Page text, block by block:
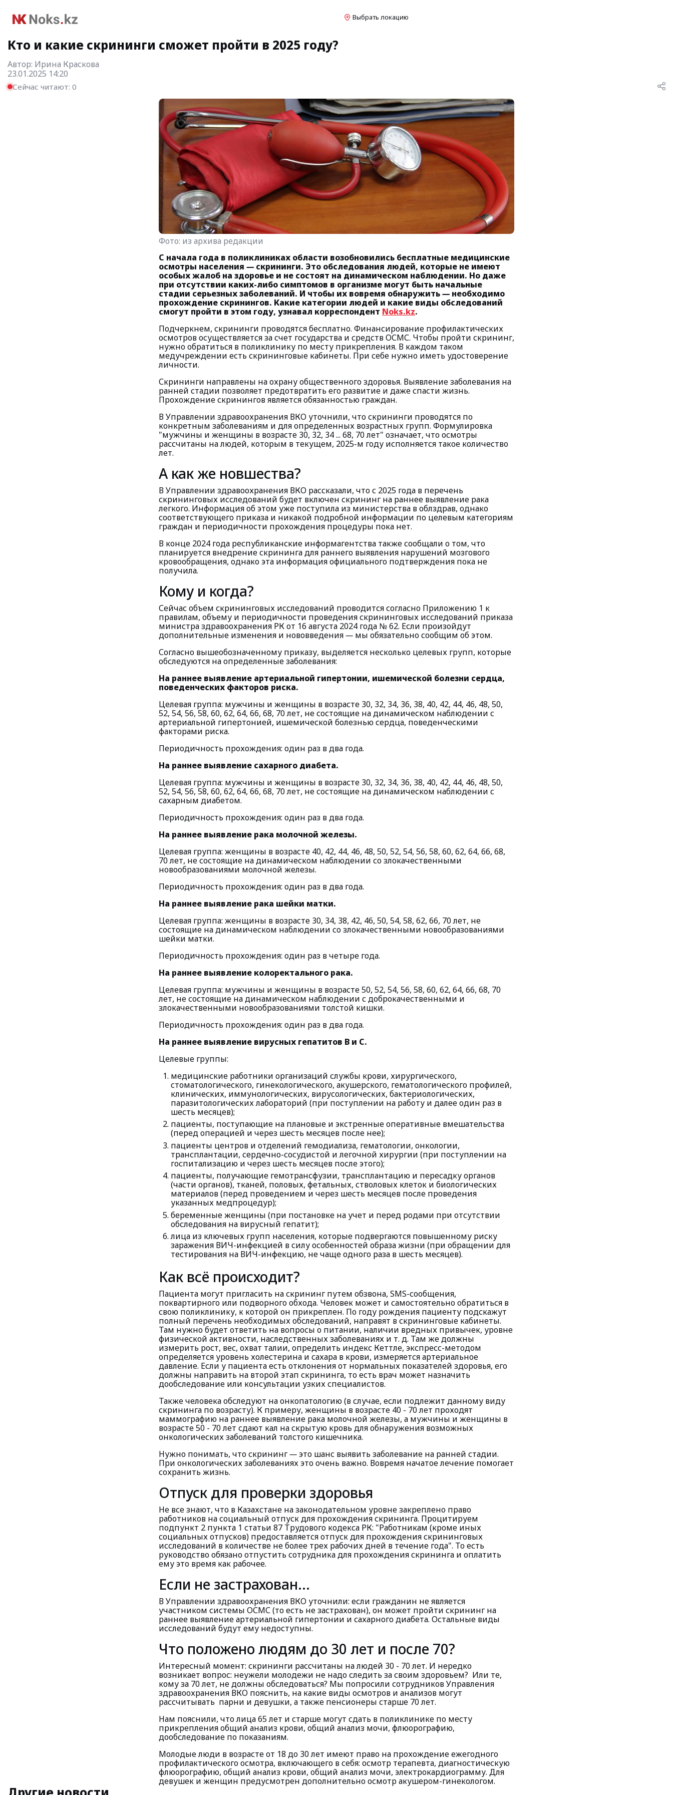
Выбрать локацию
Кто и какие скрининги сможет пройти в 2025 году?
Автор: Ирина Краскова
23.01.2025 14:20
Сейчас читают: 0
Фото: из архива редакции
С начала года в поликлиниках области возобновились бесплатные медицинские
осмот­ры населения — скрининги. Это обследования людей, которые не имеют
особых жалоб на здоровье и не состоят на динамическом наблюдении. Но даже
при отсутствии каких-либо симптомов в организме могут быть начальные
стадии серьезных заболеваний. И чтобы их вовремя обнаружить— необходимо
прохождение скринингов. Какие категории людей и какие виды обследований
смогут пройти в этом году, узнавал корреспондент Noks.kz.
Подчеркнем, скрининги проводятся бесплатно. Финансирование профилактических
осмотров осуществляется за счет государства и средств ОСМС. Чтобы пройти скрининг,
нужно обратиться в поликлинику по месту прикрепления. В каждом таком
медучреждении есть скрининговые кабинеты. При себе нужно иметь удостоверение
личности.
Скрининги направлены на охрану общественного здоровья. Выявление заболевания на
ранней стадии позволяет предотвратить его развитие и даже спасти жизнь.
Прохождение скринингов является обязанностью граждан.
В Управлении здравоохранения ВКО уточнили, что скрининги проводятся по
конкретным заболеваниям и для определенных возрастных групп. Формулировка
"мужчины и женщины в возрасте 30, 32, 34 ... 68, 70 лет" означает, что осмотры
рассчитаны на людей, которым в текущем, 2025-м году исполняется такое количество
лет.
А как же новшества?
В Управлении здравоохранения ВКО рассказали, что с 2025 года в перечень
скрининговых исследований будет включен скрининг на раннее выявление рака
легкого. Информация об этом уже поступила из министерства в облздрав, однако
соответствующего приказа и никакой подробной информации по целевым категориям
граждан и периодичности прохождения процедуры пока нет.
В конце 2024 года республиканские информ­агентства также сообщали о том, что
планируется внедрение скрининга для раннего выявления нарушений мозгового
крово­обращения, однако эта информация официального подтверждения пока не
получила.
Кому и когда?
Сейчас объем скрининговых исследований проводится согласно Приложению 1 к
правилам, объему и периодичности проведения скрининговых исследований приказа
министра здравоохранения РК от 16 августа 2024 года № 62. Если произойдут
дополнительные изменения и нововведения— мы обязательно сообщим об этом.
Согласно вышеобозначенному приказу, выделяется несколько целевых групп, которые
обследуются на определенные заболевания:
На раннее выявление артериальной гипертонии, ишемической болезни сердца,
поведенческих факторов риска.
Целевая группа: мужчины и женщины в возрасте 30, 32, 34, 36, 38, 40, 42, 44, 46, 48, 50,
52, 54, 56, 58, 60, 62, 64, 66, 68, 70 лет, не состоящие на динамическом наблюдении с
артериальной гипертонией, ишемической болезнью сердца, поведенческими
факторами риска.
Периодичность прохождения: один раз в два года.
На раннее выявление сахарного диабета.
Целевая группа: мужчины и женщины в возрасте 30, 32, 34, 36, 38, 40, 42, 44, 46, 48, 50,
52, 54, 56, 58, 60, 62, 64, 66, 68, 70 лет, не состоящие на динамическом наблюдении с
сахарным диабетом.
Периодичность прохождения: один раз в два года.
На раннее выявление рака молочной железы.
Целевая группа: женщины в возрасте 40, 42, 44, 46, 48, 50, 52, 54, 56, 58, 60, 62, 64, 66, 68,
70 лет, не состоящие на динамическом наблюдении со злокачественными
новообразованиями молочной железы.
Периодичность прохождения: один раз в два года.
На раннее выявление рака шейки матки.
Целевая группа: женщины в возрасте 30, 34, 38, 42, 46, 50, 54, 58, 62, 66, 70 лет, не
состоящие на динамическом наблюдении со злокачественными новообразованиями
шейки матки.
Периодичность прохождения: один раз в четыре года.
На раннее выявление колоректального рака.
Целевая группа: мужчины и женщины в возрасте 50, 52, 54, 56, 58, 60, 62, 64, 66, 68, 70
лет, не состоящие на динамическом наблюдении с доброкачественными и
злокачественными новообразованиями толстой кишки.
Периодичность прохождения: один раз в два года.
На раннее выявление вирусных гепатитов В и С.
Целевые группы:
медицинские работники организаций службы крови, хирургического,
стоматологического, гинекологического, акушерского, гематологического профилей,
клинических, иммунологических, вирусологических, бактериологических,
паразитологических лабораторий (при поступлении на работу и далее один раз в
шесть месяцев);
пациенты, поступающие на плановые и экстренные оперативные вмешательства
(перед операцией и через шесть месяцев после нее);
пациенты центров и отделений гемодиализа, гематологии, онкологии,
трансплантации, сердечно-сосудистой и легочной хирургии (при поступлении на
госпитализацию и через шесть месяцев после этого);
пациенты, получающие гемотрансфузии, трансплантацию и пересадку органов
(части органов), тканей, половых, фетальных, стволовых клеток и биологических
материалов (перед проведением и через шесть месяцев после проведения
указанных медпроцедур);
беременные женщины (при постановке на учет и перед родами при отсутствии
обследования на вирусный гепатит);
лица из ключевых групп населения, которые подвергаются повышенному риску
заражения ВИЧ-инфекцией в силу особенностей образа жизни (при обращении для
тестирования на ВИЧ-инфекцию, не чаще одного раза в шесть месяцев).
Как всё происходит?
Пациента могут пригласить на скрининг путем обзвона, SMS-сообщения,
поквартирного или по­дворного обхода. Человек может и самостоятельно обратиться в
свою поликлинику, к которой он прикреплен. По году рождения пациенту подскажут
полный перечень необходимых обследований, направят в скрининговые кабинеты.
Там нужно будет ответить на вопросы о питании, наличии вредных привычек, уровне
физической активности, наследственных заболеваниях и т. д. Там же должны
измерить рост, вес, охват талии, определить индекс Кеттле, экспресс-методом
определяется уровень холестерина и сахара в крови, измеряется артериальное
давление. Если у пациента есть отклонения от нормальных показателей здоровья, его
должны направить на второй этап скрининга, то есть врач может назначить
дообследование или консультации узких специалистов.
Также человека обследуют на онкопатологию (в случае, если подлежит данному виду
скрининга по возрасту). К примеру, женщины в возрасте 40 - 70 лет проходят
маммографию на раннее выявление рака молочной железы, а мужчины и женщины в
возрасте 50 - 70 лет сдают кал на скрытую кровь для обнаружения возможных
онкологических заболеваний толстого кишечника.
Нужно понимать, что скрининг—это шанс выявить заболевание на ранней стадии.
При онкологических заболеваниях это очень важно. Вовремя начатое лечение помогает
сохранить жизнь.
Отпуск для проверки здоровья
Не все знают, что в Казахстане на законодательном уровне закреплено право
работников на социальный отпуск для прохождения скрининга. Процитируем
подпункт 2 пункта 1 статьи 87 Трудового кодекса РК: "Работникам (кроме иных
социальных отпусков) предоставляется отпуск для прохождения скрининговых
исследований в количестве не более трех рабочих дней в течение года". То есть
руководство обязано отпустить сотрудника для прохождения скрининга и оплатить
ему это время как рабочее.
Если не застрахован...
В Управлении здравоохранения ВКО уточнили: если гражданин не является
участником системы ОСМС (то есть не застрахован), он может пройти скрининг на
раннее выявление артериальной гипертонии и сахарного диабета. Остальные виды
исследований будут ему недоступны.
Что положено людям до 30 лет и после 70?
Интересный момент: скрининги рассчитаны на людей 30 - 70 лет. И неред­ко
возникает вопрос: неужели молодежи не надо следить за своим здоровьем? Или те,
кому за 70 лет, не должны обследоваться? Мы попросили сотрудников Управления
здравоохранения ВКО пояснить, на какие виды осмотров и анализов могут
рассчитывать парни и девушки, а также пенсионеры старше 70 лет.
Нам пояснили, что лица 65 лет и старше могут сдать в поликлинике по месту
прикрепления общий анализ крови, общий анализ мочи, флюорографию,
дообследование по показаниям.
Молодые люди в возрасте от 18 до 30 лет имеют право на прохождение ежегодного
профилактического осмотра, включающего в себя: осмотр терапевта, диагностическую
флюорографию, общий анализ крови, общий анализ мочи, электрокардиограмму. Для
девушек и женщин предусмотрен дополнительно осмотр акушером-гинекологом.